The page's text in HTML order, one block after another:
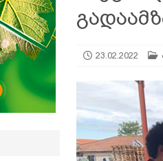
23.02.2022